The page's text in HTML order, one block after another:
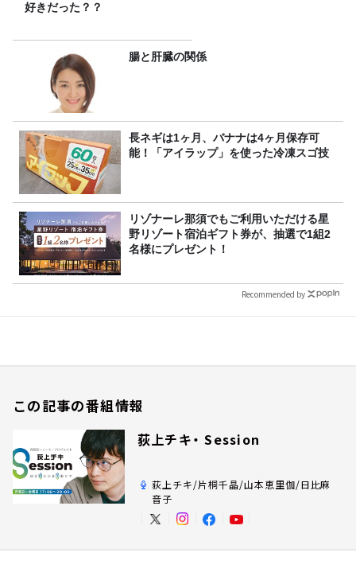
好きだった？？
腸と肝臓の関係
長ネギは1ヶ月、バナナは4ヶ月保存可
能！「アイラップ」を使った冷凍スゴ技
リゾナーレ那須でもご利用いただける星
野リゾート宿泊ギフト券が、抽選で1組2
名様にプレゼント！
Recommended by
この記事の番組情報
荻上チキ・ Session
荻上チキ/片桐千晶/山本恵里伽/日比麻
音子